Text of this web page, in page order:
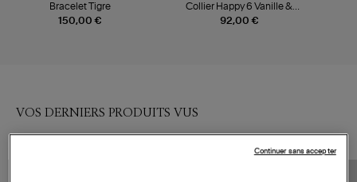
150,00 €
Bracelet Tigre
92,00 €
Collier Happy 6 Vanille &
Multicolore
VOS DERNIERS PRODUITS VUS
Continuer sans accepter